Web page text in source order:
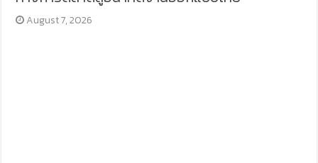
August 7, 2026